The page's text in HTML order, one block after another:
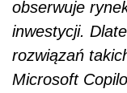
obserwuje
inwestycji.
rozwiązań
Microsoft